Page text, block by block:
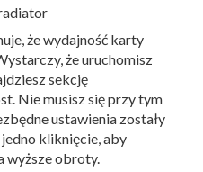
że wydajność karty
że uruchomisz
sekcję
Nie musisz się przy tym
ustawienia zostały
kliknięcie, aby
wyższe obroty.